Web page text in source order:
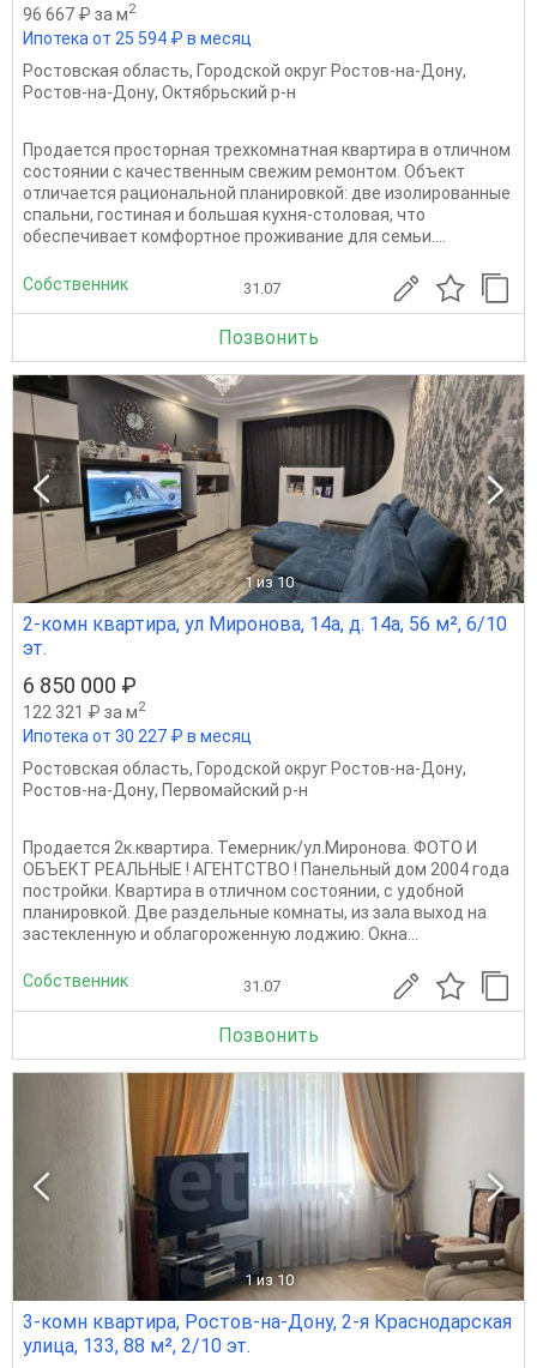
96 667 ₽ за м2
Ипотека от 25 594 ₽ в месяц
Ростовская область, Городской округ Ростов-на-Дону,
Ростов-на-Дону, Октябрьский р-н
Продается просторная трехкомнатная квартира в отличном
состоянии с качественным свежим ремонтом. Объект
отличается рациональной планировкой: две изолированные
спальни, гостиная и большая кухня-столовая, что
обеспечивает комфортное проживание для семьи....
Собственник 31.07
Позвонить
1 из 10
2-комн квартира, ул Миронова, 14а, д. 14а, 56 м², 6/10
эт.
6 850 000 ₽
122 321 ₽ за м2
Ипотека от 30 227 ₽ в месяц
Ростовская область, Городской округ Ростов-на-Дону,
Ростов-на-Дону, Первомайский р-н
Продается 2к.квартира. Темерник/ул.Миронова. ФОТО И
ОБЪЕКТ РЕАЛЬНЫЕ ! АГЕНТСТВО ! Панельный дом 2004 года
постройки. Квартира в отличном состоянии, с удобной
планировкой. Две раздельные комнаты, из зала выход на
застекленную и облагороженную лоджию. Окна...
Собственник 31.07
Позвонить
1 из 10
3-комн квартира, Ростов-на-Дону, 2-я Краснодарская
улица, 133, 88 м², 2/10 эт.